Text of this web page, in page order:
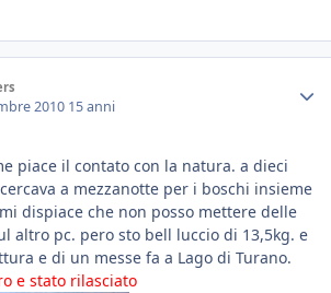
2010 15 anni
piace il contato con la natura. a dieci
a mezzanotte per i boschi insieme
dispiace che non posso mettere delle
altro pc. pero sto bell luccio di 13,5kg. e
e di un messe fa a Lago di Turano.
e stato rilasciato